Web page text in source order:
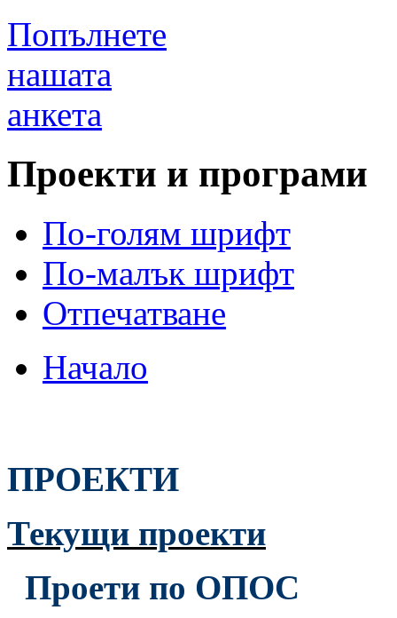
Попълнете
нашата
анкета
Проекти и програми
По-голям шрифт
По-малък шрифт
Отпечатване
Начало
ПРОЕКТИ
Текущи проекти
Проети по ОПОС